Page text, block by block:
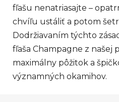
fľašu nenatriasajte –
chvíľu ustáliť a potom
Dodržiavaním týchto
fľaša Champagne z
maximálny pôžitok a
významných okamihov.